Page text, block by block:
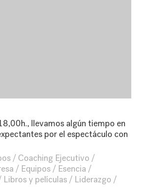
llevamos algún tiempo en
por el espectáculo con
Coaching Ejecutivo
Equipos
Esencia
Libros y películas
Liderazgo